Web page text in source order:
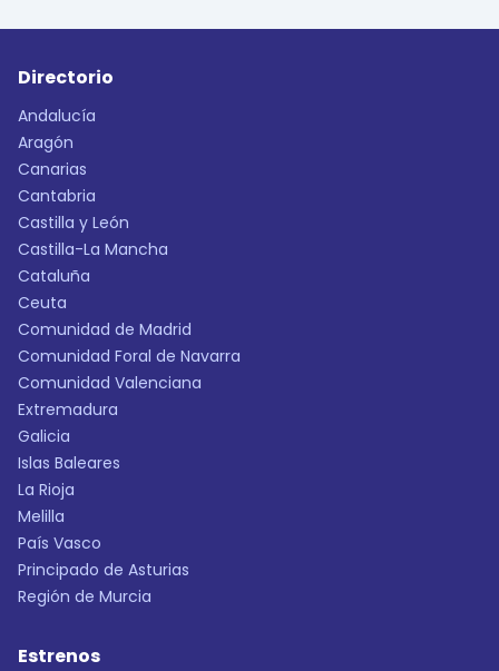
Directorio
Andalucía
Aragón
Canarias
Cantabria
Castilla y León
Castilla-La Mancha
Cataluña
Ceuta
Comunidad de Madrid
Comunidad Foral de Navarra
Comunidad Valenciana
Extremadura
Galicia
Islas Baleares
La Rioja
Melilla
País Vasco
Principado de Asturias
Región de Murcia
Estrenos